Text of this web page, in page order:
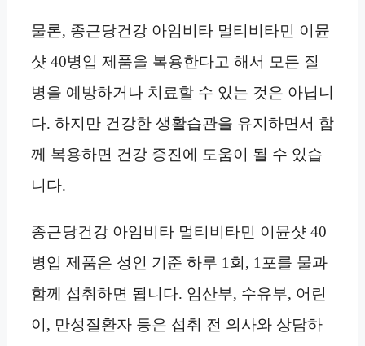
물론, 종근당건강 아임비타 멀티비타민 이뮨
샷 40병입 제품을 복용한다고 해서 모든 질
병을 예방하거나 치료할 수 있는 것은 아닙니
다. 하지만 건강한 생활습관을 유지하면서 함
께 복용하면 건강 증진에 도움이 될 수 있습
니다.
종근당건강 아임비타 멀티비타민 이뮨샷 40
병입 제품은 성인 기준 하루 1회, 1포를 물과
함께 섭취하면 됩니다. 임산부, 수유부, 어린
이, 만성질환자 등은 섭취 전 의사와 상담하